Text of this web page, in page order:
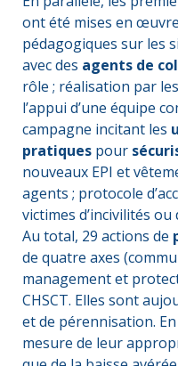
ont été mises en
pédagogiques sur les
avec des agents de
rôle ; réalisation par
l’appui d’une équipe
campagne incitant les
pratiques pour
nouveaux EPI et
agents ; protocole
victimes d’incivilités ou
Au total, 29 actions de
de quatre axes
management et
CHSCT. Elles sont
et de pérennisation.
mesure de leur